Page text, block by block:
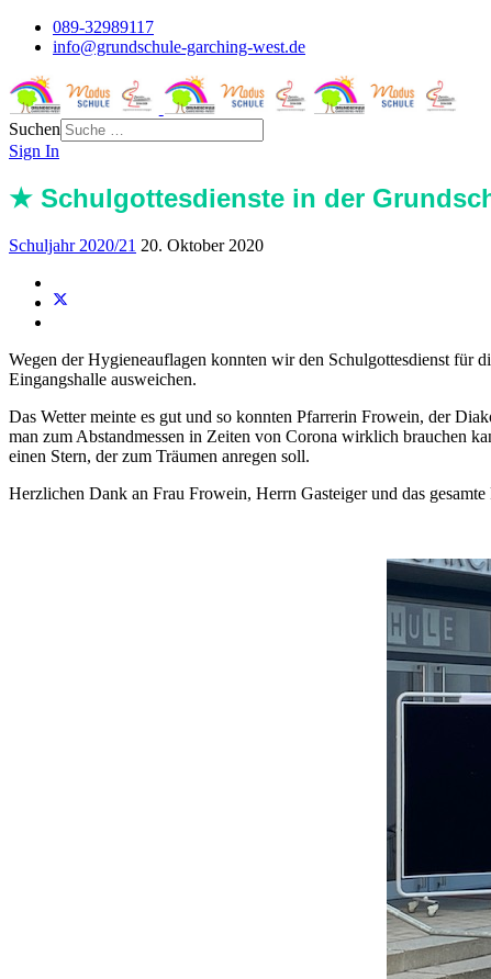
089-32989117
info@grundschule-garching-west.de
Suchen
Sign In
★ Schulgottesdienste in der
Schuljahr 2020/21 20. Oktober 2020
Wegen der Hygieneauflagen konnten wir den Schulgottesdienst für
Eingangshalle ausweichen.
Das Wetter meinte es gut und so konnten Pfarrerin Frowein, der
man zum Abstandmessen in Zeiten von Corona wirklich brauchen
einen Stern, der zum Träumen anregen soll.
Herzlichen Dank an Frau Frowein, Herrn Gasteiger und das